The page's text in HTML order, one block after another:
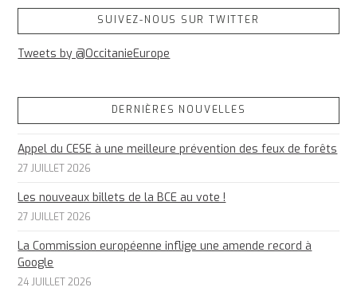
SUIVEZ-NOUS SUR TWITTER
Tweets by @OccitanieEurope
DERNIÈRES NOUVELLES
Appel du CESE à une meilleure prévention des feux de forêts
27 JUILLET 2026
Les nouveaux billets de la BCE au vote !
27 JUILLET 2026
La Commission européenne inflige une amende record à
Google
24 JUILLET 2026